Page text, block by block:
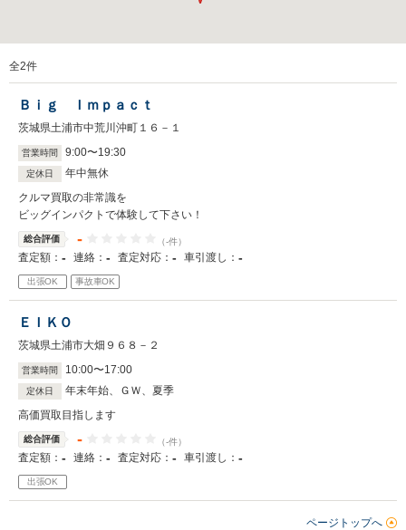
全2件
Ｂｉｇ Ｉｍｐａｃｔ
茨城県土浦市中荒川沖町１６－１
営業時間 9:00〜19:30
定休日
年中無休
クルマ買取の非常識を
ビッグインパクトで体験して下さい！
総合評価 - （-件）
査定額： - 連絡： - 査定対応： - 車引渡し： -
出張OK 事故車OK
ＥＩＫＯ
茨城県土浦市大畑９６８－２
営業時間 10:00〜17:00
定休日
年末年始、ＧＷ、夏季
高価買取目指します
総合評価 - （-件）
査定額： - 連絡： - 査定対応： - 車引渡し： -
出張OK
ページトップへ